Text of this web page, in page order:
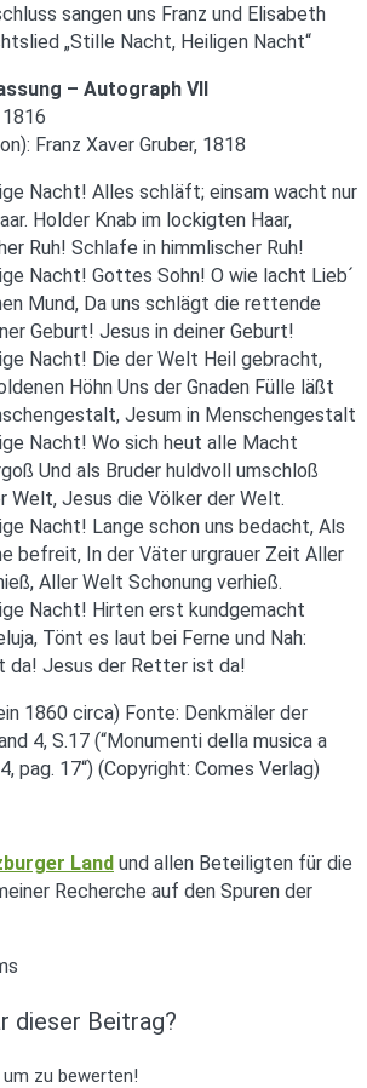
sangen uns Franz und Elisabeth
„Stille Nacht, Heiligen Nacht“
– Autograph VII
Franz Xaver Gruber, 1818
Nacht! Alles schläft; einsam wacht nur
Holder Knab im lockigten Haar,
Ruh! Schlafe in himmlischer Ruh!
Nacht! Gottes Sohn! O wie lacht Lieb´
Mund, Da uns schlägt die rettende
Geburt! Jesus in deiner Geburt!
Nacht! Die der Welt Heil gebracht,
Höhn Uns der Gnaden Fülle läßt
Jesum in Menschengestalt
Nacht! Wo sich heut alle Macht
Und als Bruder huldvoll umschloß
Welt, Jesus die Völker der Welt.
Nacht! Lange schon uns bedacht, Als
befreit, In der Väter urgrauer Zeit Aller
Aller Welt Schonung verhieß.
Nacht! Hirten erst kundgemacht
Tönt es laut bei Ferne und Nah:
da! Jesus der Retter ist da!
1860 circa) Fonte: Denkmäler der
4, S.17 (“Monumenti della musica a
pag. 17“) (Copyright: Comes Verlag)
Land und allen Beteiligten für die
Recherche auf den Spuren der
dieser Beitrag?
zu bewerten!